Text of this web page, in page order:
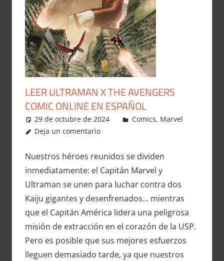
LEER ULTRAMAN X THE AVENGERS
COMIC ONLINE EN ESPAÑOL
29 de octubre de 2024 Carlitox Banana
Comics, Marvel
Deja un comentario
Nuestros héroes reunidos se dividen
inmediatamente: el Capitán Marvel y
Ultraman se unen para luchar contra dos
Kaiju gigantes y desenfrenados… mientras
que el Capitán América lidera una peligrosa
misión de extracción en el corazón de la USP.
Pero es posible que sus mejores esfuerzos
lleguen demasiado tarde, ya que nuestros